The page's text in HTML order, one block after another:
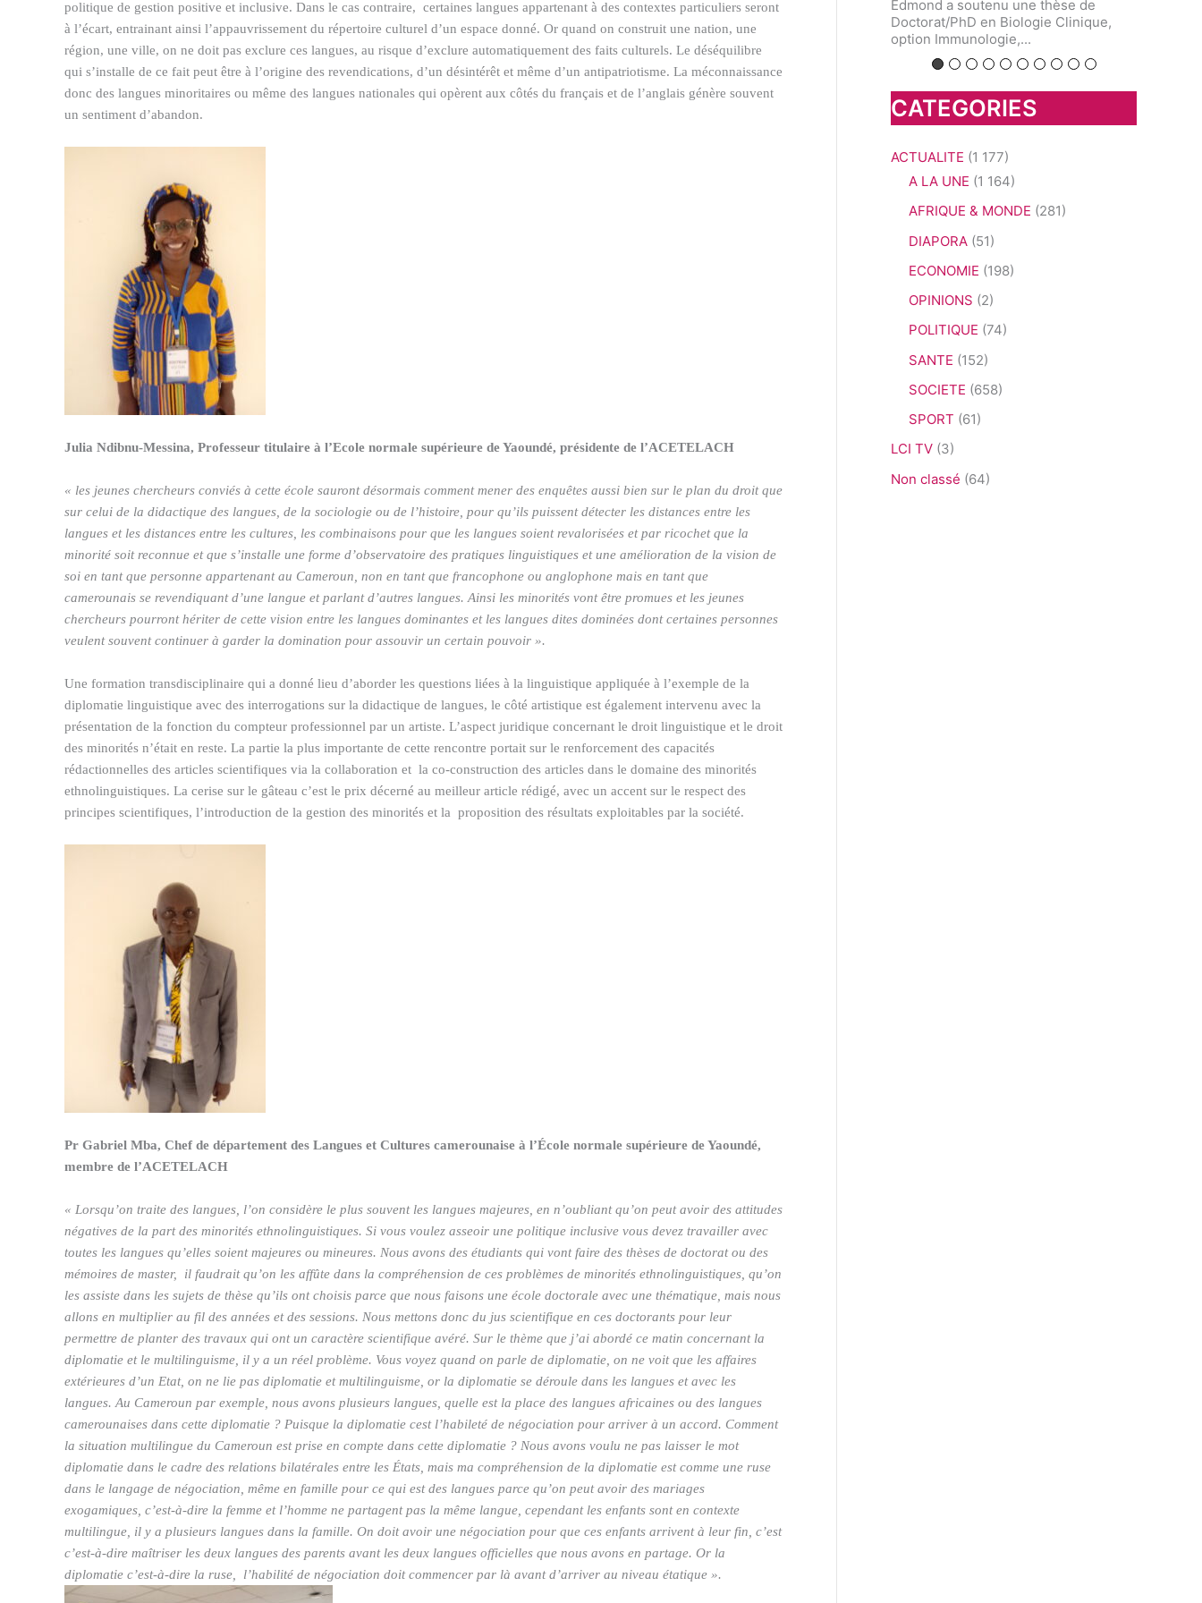
politique de gestion positive et inclusive. Dans le cas contraire, certaines langues appartenant à des contextes particuliers seront
à l’écart, entrainant ainsi l’appauvrissement du répertoire culturel d’un espace donné. Or quand on construit une nation, une
région, une ville, on ne doit pas exclure ces langues, au risque d’exclure automatiquement des faits culturels. Le déséquilibre
qui s’installe de ce fait peut être à l’origine des revendications, d’un désintérêt et même d’un antipatriotisme. La méconnaissance
donc des langues minoritaires ou même des langues nationales qui opèrent aux côtés du français et de l’anglais génère souvent
un sentiment d’abandon.
Julia Ndibnu-Messina, Professeur titulaire à l’Ecole normale supérieure de Yaoundé, présidente de l’ACETELACH
« les jeunes chercheurs conviés à cette école sauront désormais comment mener des enquêtes aussi bien sur le plan du droit que
sur celui de la didactique des langues, de la sociologie ou de l’histoire, pour qu’ils puissent détecter les distances entre les
langues et les distances entre les cultures, les combinaisons pour que les langues soient revalorisées et par ricochet que la
minorité soit reconnue et que s’installe une forme d’observatoire des pratiques linguistiques et une amélioration de la vision de
soi en tant que personne appartenant au Cameroun, non en tant que francophone ou anglophone mais en tant que
camerounais se revendiquant d’une langue et parlant d’autres langues. Ainsi les minorités vont être promues et les jeunes
chercheurs pourront hériter de cette vision entre les langues dominantes et les langues dites dominées dont certaines personnes
veulent souvent continuer à garder la domination pour assouvir un certain pouvoir ».
Une formation transdisciplinaire qui a donné lieu d’aborder les questions liées à la linguistique appliquée à l’exemple de la
diplomatie linguistique avec des interrogations sur la didactique de langues, le côté artistique est également intervenu avec la
présentation de la fonction du compteur professionnel par un artiste. L’aspect juridique concernant le droit linguistique et le droit
des minorités n’était en reste. La partie la plus importante de cette rencontre portait sur le renforcement des capacités
rédactionnelles des articles scientifiques via la collaboration et la co-construction des articles dans le domaine des minorités
ethnolinguistiques. La cerise sur le gâteau c’est le prix décerné au meilleur article rédigé, avec un accent sur le respect des
principes scientifiques, l’introduction de la gestion des minorités et la proposition des résultats exploitables par la société.
Pr Gabriel Mba, Chef de département des Langues et Cultures camerounaise à l’École normale supérieure de Yaoundé,
membre de l’ACETELACH
« Lorsqu’on traite des langues, l’on considère le plus souvent les langues majeures, en n’oubliant qu’on peut avoir des attitudes
négatives de la part des minorités ethnolinguistiques. Si vous voulez asseoir une politique inclusive vous devez travailler avec
toutes les langues qu’elles soient majeures ou mineures. Nous avons des étudiants qui vont faire des thèses de doctorat ou des
mémoires de master, il faudrait qu’on les affûte dans la compréhension de ces problèmes de minorités ethnolinguistiques, qu’on
les assiste dans les sujets de thèse qu’ils ont choisis parce que nous faisons une école doctorale avec une thématique, mais nous
allons en multiplier au fil des années et des sessions. Nous mettons donc du jus scientifique en ces doctorants pour leur
permettre de planter des travaux qui ont un caractère scientifique avéré. Sur le thème que j’ai abordé ce matin concernant la
diplomatie et le multilinguisme, il y a un réel problème. Vous voyez quand on parle de diplomatie, on ne voit que les affaires
extérieures d’un Etat, on ne lie pas diplomatie et multilinguisme, or la diplomatie se déroule dans les langues et avec les
langues. Au Cameroun par exemple, nous avons plusieurs langues, quelle est la place des langues africaines ou des langues
camerounaises dans cette diplomatie ? Puisque la diplomatie cest l’habileté de négociation pour arriver à un accord. Comment
la situation multilingue du Cameroun est prise en compte dans cette diplomatie ? Nous avons voulu ne pas laisser le mot
diplomatie dans le cadre des relations bilatérales entre les États, mais ma compréhension de la diplomatie est comme une ruse
dans le langage de négociation, même en famille pour ce qui est des langues parce qu’on peut avoir des mariages
exogamiques, c’est-à-dire la femme et l’homme ne partagent pas la même langue, cependant les enfants sont en contexte
multilingue, il y a plusieurs langues dans la famille. On doit avoir une négociation pour que ces enfants arrivent à leur fin, c’est
c’est-à-dire maîtriser les deux langues des parents avant les deux langues officielles que nous avons en partage. Or la
diplomatie c’est-à-dire la ruse, l’habilité de négociation doit commencer par là avant d’arriver au niveau étatique ».
Edmond a soutenu une thèse de
Doctorat/PhD en Biologie Clinique,
option Immunologie,...
prévention et la détection précoce du
cancer...
CATEGORIES
ACTUALITE (1 177)
A LA UNE (1 164)
AFRIQUE & MONDE (281)
DIAPORA (51)
ECONOMIE (198)
OPINIONS (2)
POLITIQUE (74)
SANTE (152)
SOCIETE (658)
SPORT (61)
LCI TV (3)
Non classé (64)